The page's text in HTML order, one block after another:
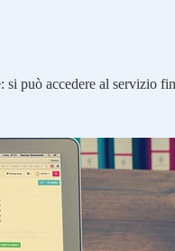
può accedere al servizio